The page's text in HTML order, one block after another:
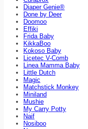
Diaper Genie®
Done by Deer
Doomoo
Effiki
Frida Baby
KikkaBoo
Kokoso Baby
Licetec V-Comb
Linea Mamma Baby
Little Dutch
Magic
Matchstick Monkey
Miniland
Mushie
My Carry Potty
Naif
Nosiboo